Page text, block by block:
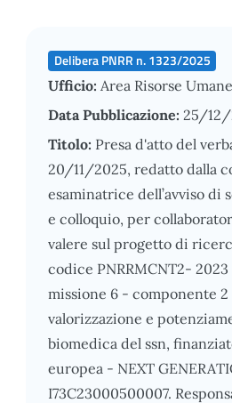
Delibera PNRR n. 1323/2025
Ufficio: Area Risorse Umane
Data Pubblicazione: 25/12/
Titolo: Presa d'atto del
20/11/2025, redatto dalla
esaminatrice dell’avviso di
e colloquio, per
valere sul progetto di
codice PNRRMCNT2- 2023
missione 6 - componente
valorizzazione e
biomedica del ssn,
europea - NEXT
I73C23000500007.